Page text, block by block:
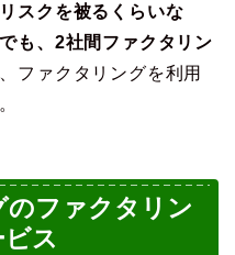
スクを被るくらいな
も、2社間ファクタリン
ファクタリングを利用
のファクタリン
ス